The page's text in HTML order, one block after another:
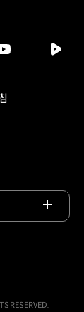
tv
RESERVED.